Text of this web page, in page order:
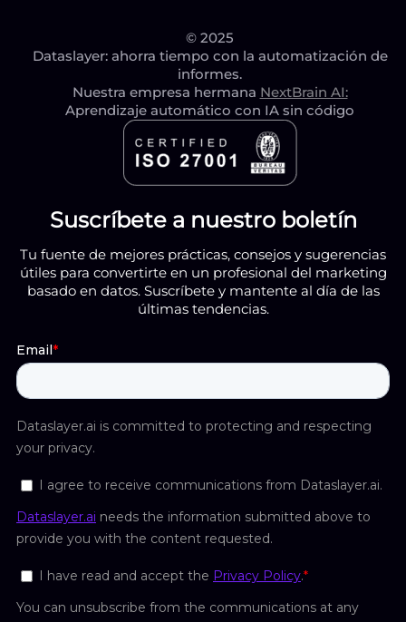
Suscríbete a nuestro boletín
Tu fuente de mejores prácticas, consejos y sugerencias
útiles para convertirte en un profesional del marketing
basado en datos. Suscríbete y mantente al día de las
últimas tendencias.
© 2025
Dataslayer: ahorra tiempo con la automatización de
informes.
Nuestra empresa hermana NextBrain AI:
Aprendizaje automático con IA sin código